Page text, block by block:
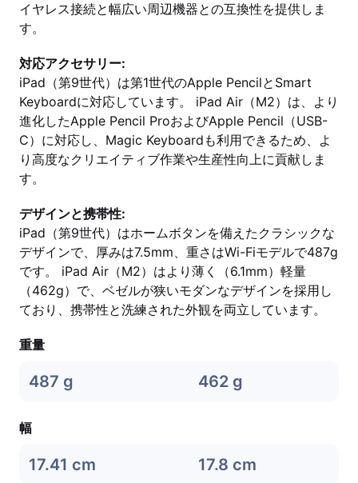
イヤレス接続と幅広い周辺機器との互換性を提供しま
す。
対応アクセサリー:
iPad（第9世代）は第1世代のApple PencilとSmart
Keyboardに対応しています。 iPad Air（M2）は、より
進化したApple Pencil ProおよびApple Pencil（USB-
C）に対応し、Magic Keyboardも利用できるため、よ
り高度なクリエイティブ作業や生産性向上に貢献しま
す。
デザインと携帯性:
iPad（第9世代）はホームボタンを備えたクラシックな
デザインで、厚みは7.5mm、重さはWi-Fiモデルで487g
です。 iPad Air（M2）はより薄く（6.1mm）軽量
（462g）で、ベゼルが狭いモダンなデザインを採用し
ており、携帯性と洗練された外観を両立しています。
重量
487 g 462 g
幅
17.41 cm 17.8 cm